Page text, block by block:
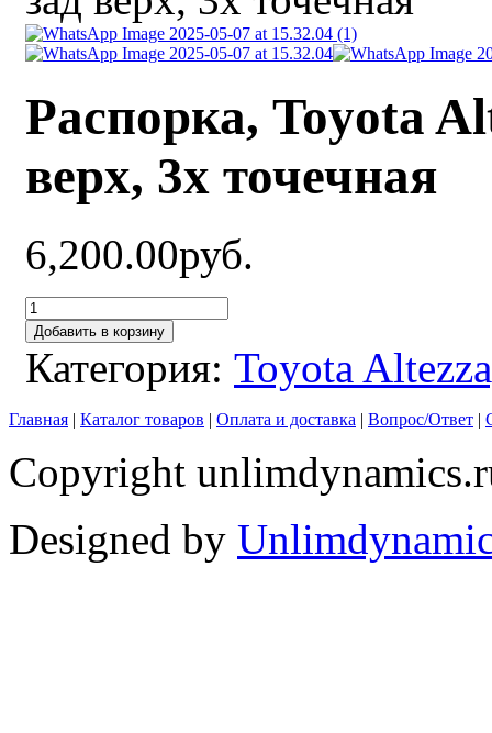
Распорка, Toyota
верх, 3х точечная
6,200.00руб.
Добавить в корзину
Категория: Toyota
Главная | Каталог товаров | Оплата и доставка | Вопрос/Ответ |
Copyright
Designed by